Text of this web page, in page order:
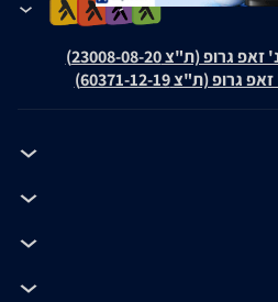
(ת"צ 23008-08-20)
(ת"צ 60371-12-19)